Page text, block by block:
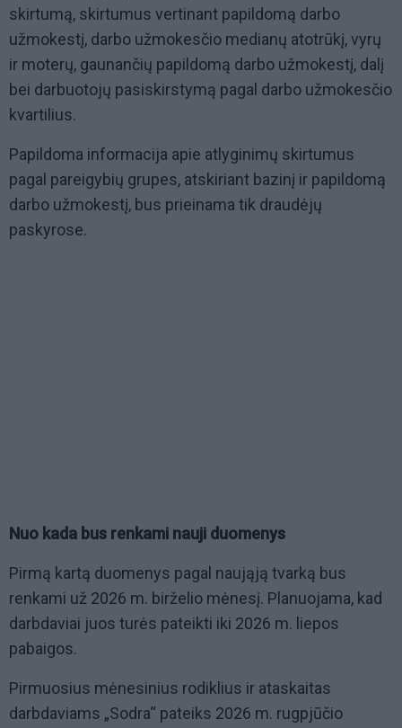
skirtumą, skirtumus vertinant papildomą darbo
užmokestį, darbo užmokesčio medianų atotrūkį, vyrų
ir moterų, gaunančių papildomą darbo užmokestį, dalį
bei darbuotojų pasiskirstymą pagal darbo užmokesčio
kvartilius.
Papildoma informacija apie atlyginimų skirtumus
pagal pareigybių grupes, atskiriant bazinį ir papildomą
darbo užmokestį, bus prieinama tik draudėjų
paskyrose.
Nuo kada bus renkami nauji duomenys
Pirmą kartą duomenys pagal naująją tvarką bus
renkami už 2026 m. birželio mėnesį. Planuojama, kad
darbdaviai juos turės pateikti iki 2026 m. liepos
pabaigos.
Pirmuosius mėnesinius rodiklius ir ataskaitas
darbdaviams „Sodra“ pateiks 2026 m. rugpjūčio